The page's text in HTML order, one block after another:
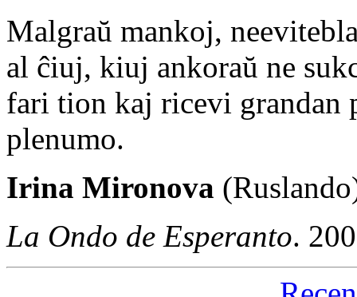
Malgraŭ mankoj,
al ĉiuj, kiuj ankoraŭ ne
fari tion kaj ricevi grandan
plenumo.
Irina Mironova
La Ondo de Esperanto.